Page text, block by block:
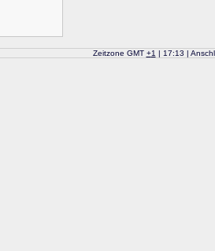
Zeitzone GMT +1 | 17:13 |